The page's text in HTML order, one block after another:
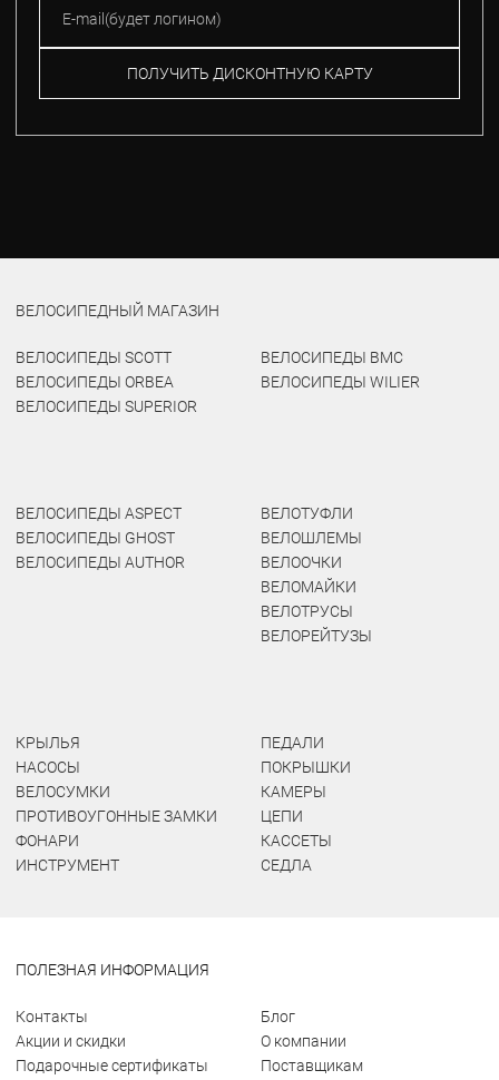
ПОЛУЧИТЬ ДИСКОНТНУЮ КАРТУ
ВЕЛОСИПЕДНЫЙ МАГАЗИН
ВЕЛОСИПЕДЫ SCOTT
ВЕЛОСИПЕДЫ ORBEA
ВЕЛОСИПЕДЫ SUPERIOR
ВЕЛОСИПЕДЫ BMC
ВЕЛОСИПЕДЫ WILIER
ВЕЛОСИПЕДЫ ASPECT
ВЕЛОСИПЕДЫ GHOST
ВЕЛОСИПЕДЫ AUTHOR
ВЕЛОТУФЛИ
ВЕЛОШЛЕМЫ
ВЕЛООЧКИ
ВЕЛОМАЙКИ
ВЕЛОТРУСЫ
ВЕЛОРЕЙТУЗЫ
КРЫЛЬЯ
НАСОСЫ
ВЕЛОСУМКИ
ПРОТИВОУГОННЫЕ ЗАМКИ
ФОНАРИ
ИНСТРУМЕНТ
ПЕДАЛИ
ПОКРЫШКИ
КАМЕРЫ
ЦЕПИ
КАССЕТЫ
СЕДЛА
ПОЛЕЗНАЯ ИНФОРМАЦИЯ
Контакты
Акции и скидки
Подарочные сертификаты
Блог
О компании
Поставщикам